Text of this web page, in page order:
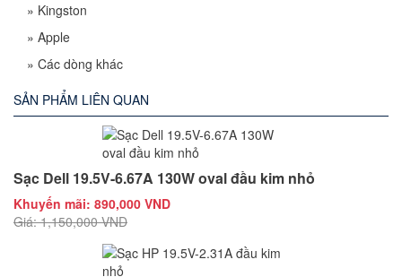
» Kingston
» Apple
» Các dòng khác
SẢN PHẨM LIÊN QUAN
Sạc Dell 19.5V-6.67A 130W oval đầu kim nhỏ
Khuyến mãi: 890,000 VND
Giá: 1,150,000 VND